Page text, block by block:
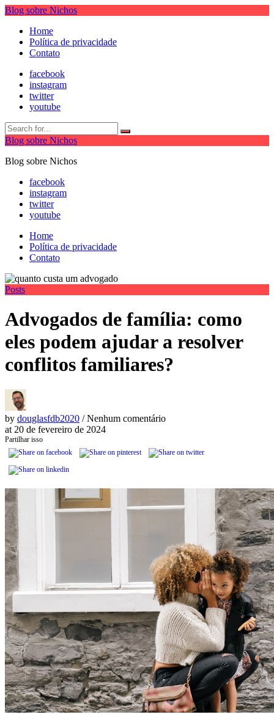
Blog sobre Nichos
Home
Política de privacidade
Contato
facebook
instagram
twitter
youtube
Blog sobre Nichos
Blog sobre Nichos
facebook
instagram
twitter
youtube
Home
Política de privacidade
Contato
Posts
Advogados de família: como
eles podem ajudar a resolver
conflitos familiares?
by douglasfdb2020 / Nenhum comentário
at 20 de fevereiro de 2024
Partilhar isso